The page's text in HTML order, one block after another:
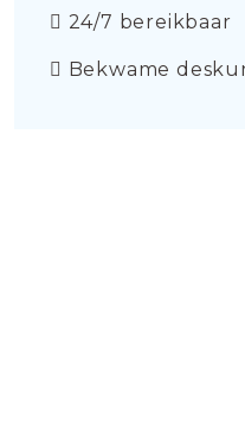
24/7 bereikbaar
Bekwame